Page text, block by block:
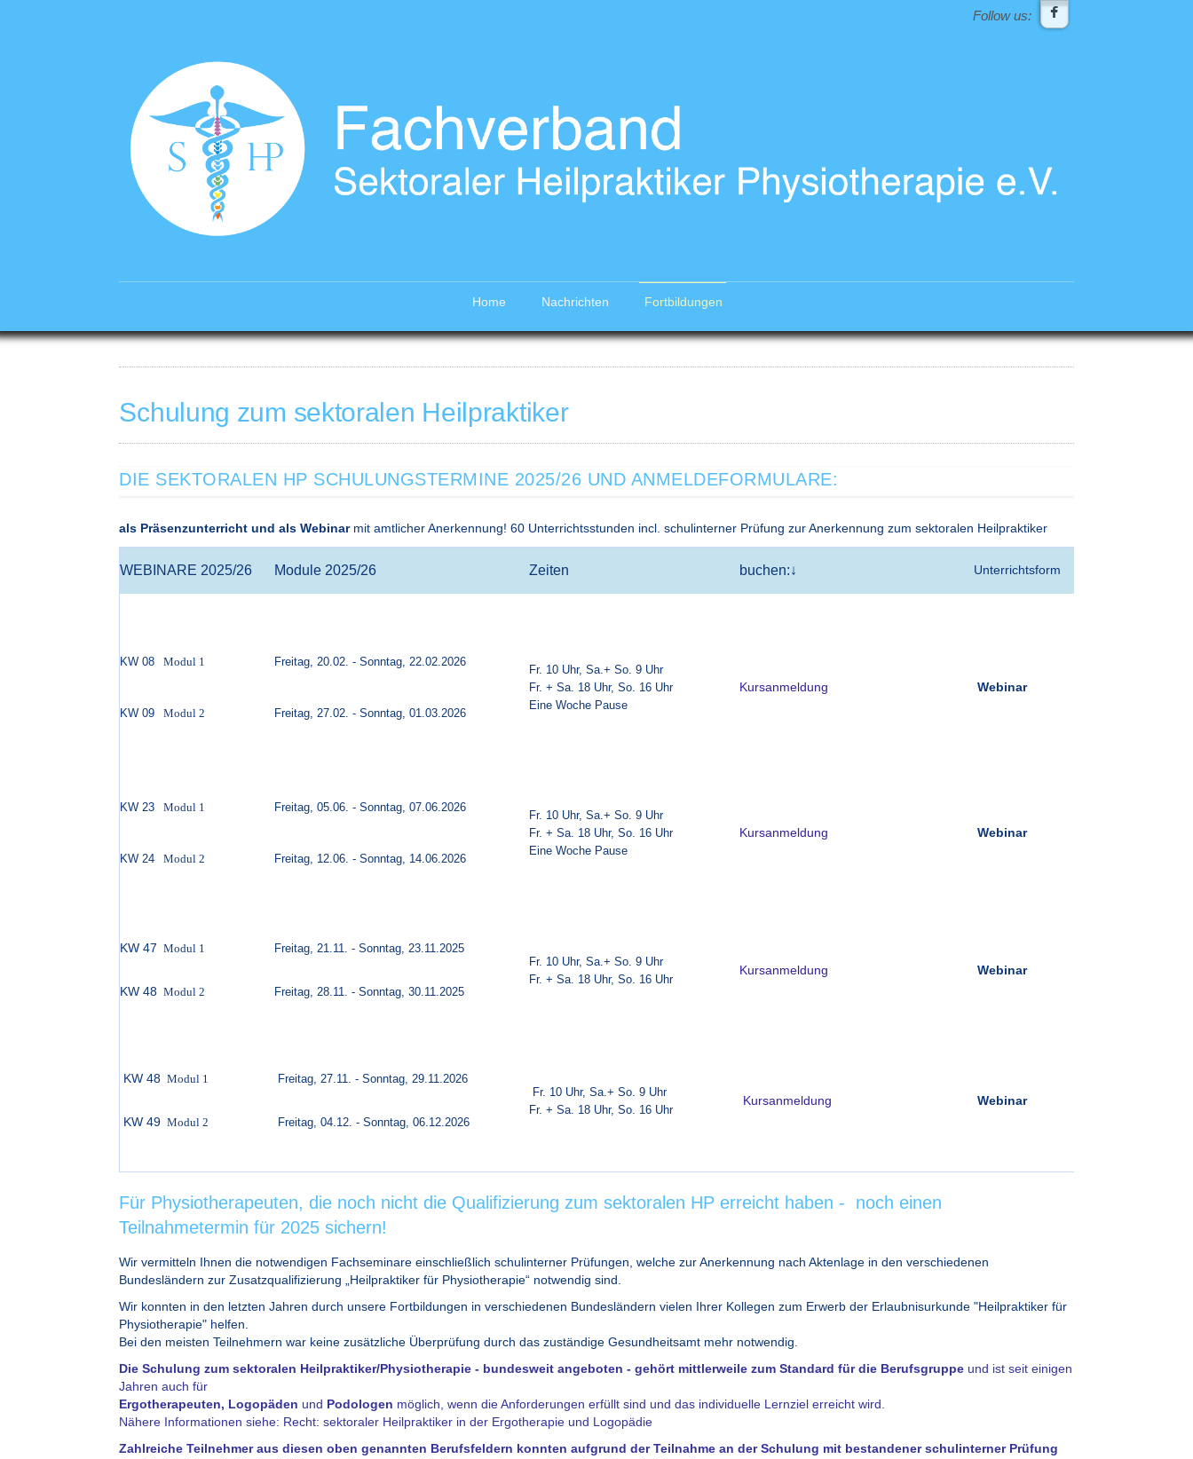
Follow us:
Home Nachrichten Fortbildungen
Schulung zum sektoralen Heilpraktiker
DIE SEKTORALEN HP SCHULUNGSTERMINE 2025/26 UND ANMELDEFORMULARE:
als Präsenzunterricht und als Webinarmit amtlicher Anerkennung! 60 Unterrichtsstunden incl. schulinterner Prüfung zur Anerkennung zum sektoralen Heilpraktiker
WEBINARE 2025/26 Module 2025/26 Zeiten buchen:↓ Unterrichtsform
KW 08 Modul 1 Freitag, 20.02. - Sonntag, 22.02.2026
Fr. 10 Uhr, Sa.+ So. 9 Uhr
Fr. + Sa. 18 Uhr, So. 16 Uhr
Eine Woche Pause
Kursanmeldung Webinar
KW 09
Modul 2 Freitag, 27.02. - Sonntag, 01.03.2026
KW 23 Modul 1 Freitag, 05.06. - Sonntag, 07.06.2026
Fr. 10 Uhr, Sa.+ So. 9 Uhr
Fr. + Sa. 18 Uhr, So. 16 Uhr
Eine Woche Pause
Kursanmeldung Webinar
KW 24
Modul 2 Freitag, 12.06. - Sonntag, 14.06.2026
KW 47 Modul 1
Freitag, 21.11. - Sonntag, 23.11.2025
Fr. 10 Uhr, Sa.+ So. 9 Uhr
Fr. + Sa. 18 Uhr, So. 16 Uhr
Kursanmeldung Webinar
KW 48 Modul 2 Freitag, 28.11. - Sonntag, 30.11.2025
KW 48 Modul 1
Freitag, 27.11. - Sonntag, 29.11.2026
Fr. 10 Uhr, Sa.+ So. 9 Uhr
Fr. + Sa. 18 Uhr, So. 16 Uhr
Kursanmeldung Webinar
KW 49 Modul 2 Freitag, 04.12. - Sonntag, 06.12.2026
Für Physiotherapeuten, die noch nicht die Qualifizierung zum sektoralen HP erreicht haben - noch einen
Teilnahmetermin für 2025 sichern!
Wir vermitteln Ihnen die notwendigen Fachseminare einschließlich schulinterner Prüfungen, welche zur Anerkennung nach Aktenlage in den verschiedenen
Bundesländern zur Zusatzqualifizierung „Heilpraktiker für Physiotherapie“ notwendig sind.
Wir konnten in den letzten Jahren durch unsere Fortbildungen in verschiedenen Bundesländern vielen Ihrer Kollegen zum Erwerb der Erlaubnisurkunde "Heilpraktiker für
Physiotherapie" helfen.
Bei den meisten Teilnehmern war keine zusätzliche Überprüfung durch das zuständige Gesundheitsamt mehr notwendig.
Die Schulung zum sektoralen Heilpraktiker/Physiotherapie - bundesweit angeboten - gehört mittlerweile zum Standard für die Berufsgruppe und ist seit einigen
Jahren auch für
Ergotherapeuten, Logopäden und Podologen möglich, wenn die Anforderungen erfüllt sind und das individuelle Lernziel erreicht wird.
Nähere Informationen siehe: Recht: sektoraler Heilpraktiker in der Ergotherapie und Logopädie
Zahlreiche Teilnehmer aus diesen oben genannten Berufsfeldern konnten aufgrund der Teilnahme an der Schulung mit bestandener schulinterner Prüfung